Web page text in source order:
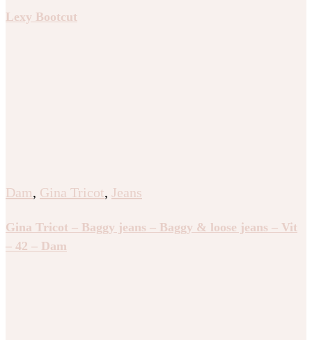
Lexy Bootcut
Dam, Gina Tricot, Jeans
Gina Tricot – Baggy jeans – Baggy & loose jeans – Vit
– 42 – Dam